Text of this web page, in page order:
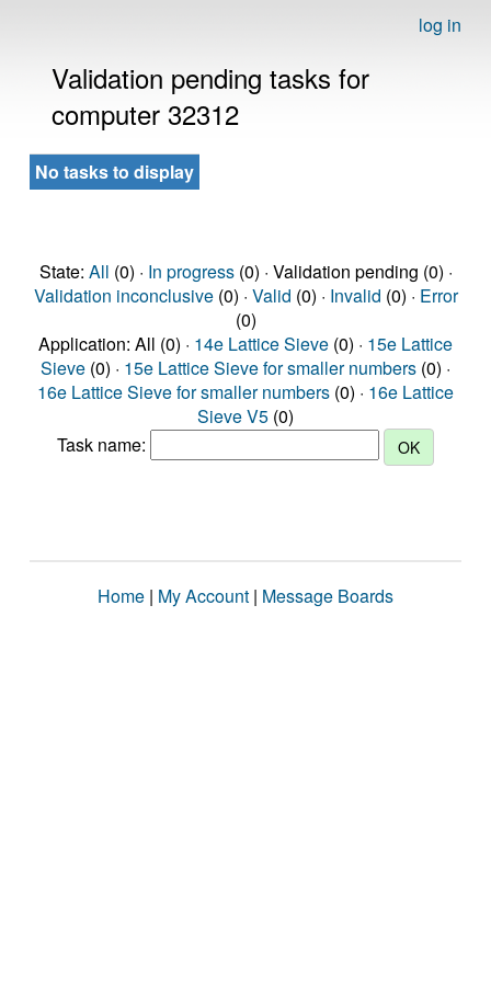
log in
Validation pending tasks for
computer 32312
No tasks to display
State: All (0) · In progress(0) · Validation pending (0) ·
Validation inconclusive(0) · Valid (0) · Invalid (0) · Error
(0)
Application: All (0) · 14e Lattice Sieve (0) · 15e Lattice
Sieve (0) · 15e Lattice Sieve for smaller numbers (0) ·
16e Lattice Sieve for smaller numbers (0) · 16e Lattice
Sieve V5 (0)
Task name:
Home | My Account | Message Boards